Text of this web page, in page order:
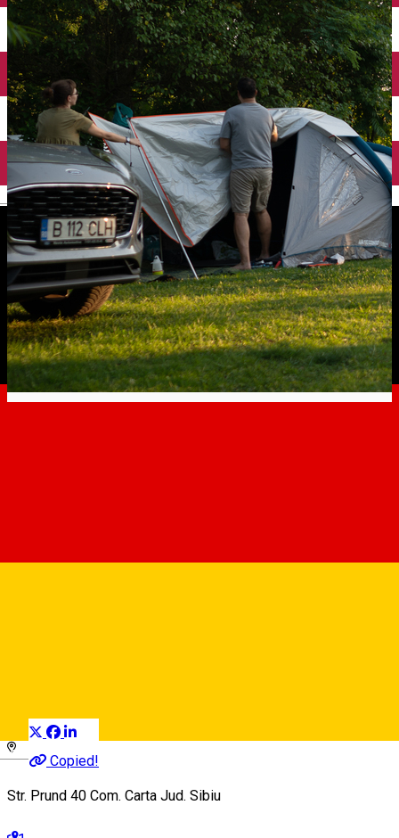
English
DeutschCopied!
Str. Prund 40 Com. Carta Jud. Sibiu